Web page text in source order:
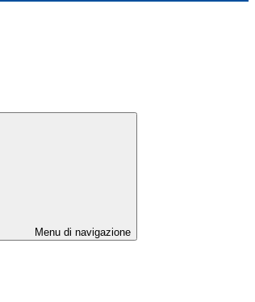
Menu di navigazione